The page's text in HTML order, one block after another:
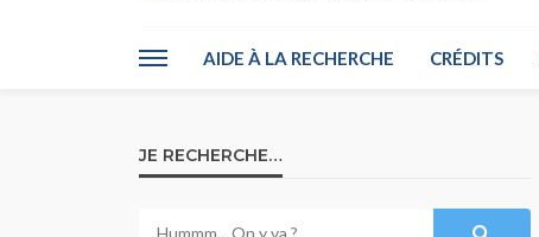
AIDE À LA RECHERCHE CRÉDITS
JE RECHERCHE…